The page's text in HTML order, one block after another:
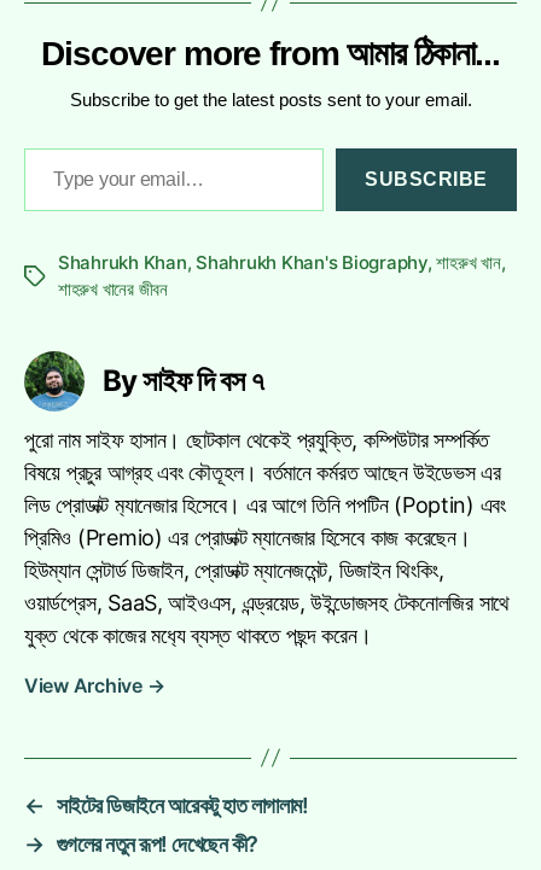
Discover more from আমার ঠিকানা...
Subscribe to get the latest posts sent to your email.
your
email…
SUBSCRIBE
Tags
Shahrukh Khan,Shahrukh Khan's Biography,শাহরুখ খান,
শাহরুখ খানের জীবন
By সাইফ দি বস ৭
পুরো নাম সাইফ হাসান। ছোটকাল থেকেই প্রযুক্তি, কম্পিউটার সম্পর্কিত
বিষয়ে প্রচুর আগ্রহ এবং কৌতূহল। বর্তমানে কর্মরত আছেন উইডেভস এর
লিড প্রোডাক্ট ম‍্যানেজার হিসেবে। এর আগে তিনি পপটিন (Poptin) এবং
প্রিমিও (Premio) এর প্রোডাক্ট ম্যানেজার হিসেবে কাজ করেছেন।
হিউম্যান সেন্টার্ড ডিজাইন, প্রোডাক্ট ম্যানেজমেন্ট, ডিজাইন থিংকিং,
ওয়ার্ডপ্রেস, SaaS, আইওএস, এন্ড্রয়েড, উইন্ডোজসহ টেকনোলজির সাথে
যুক্ত থেকে কাজের মধ‍্যে ব্যস্ত থাকতে পছন্দ করেন।
View Archive →
← সাইটের ডিজাইনে আরেকটু হাত লাগালাম!
→ গুগলের নতুন রূপ! দেখেছেন কী?